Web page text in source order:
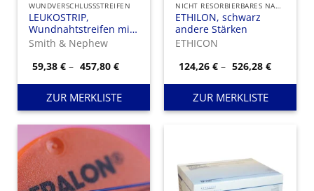
WUNDVERSCHLUSSSTREIFEN
LEUKOSTRIP,
Wundnahtstreifen mit
programmierter
Rückstellkraft.
Smith & Nephew
59,38€ – 457,80€Preisspanne:
bis
457,80 €
ZUR MERKLISTE
NICHT RESORBIERBARES NAHTMATERIAL
ETHILON, schwarz
andere Stärken
ETHICON
124,26€ – 526,28€
bis
ZUR MERKLISTE